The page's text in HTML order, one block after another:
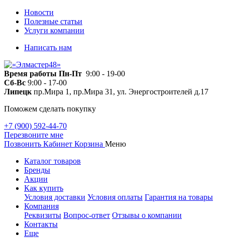
Новости
Полезные статьи
Услуги компании
Написать нам
Время работы Пн-Пт 9:00 - 19-00
Сб-Вс 9:00 - 17-00
Липецк пр.Мира 1, пр.Мира 31, ул. Энергостроителей д.17
Поможем сделать покупку
+7 (900) 592-44-70
Перезвоните мне
Позвонить Кабинет Корзина Меню
Каталог товаров
Бренды
Акции
Как купить
Условия доставки Условия оплаты Гарантия на товары
Компания
Реквизиты Вопрос-ответ Отзывы о компании
Контакты
Еще